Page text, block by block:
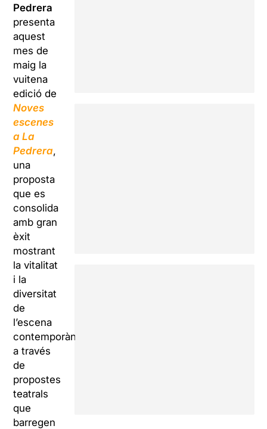
Pedrera
presenta
aquest
mes de
maig la
vuitena
edició de
Noves
escenes
a La
Pedrera,
una
proposta
que es
consolida
amb gran
èxit
mostrant
la vitalitat
i la
diversitat
de
l’escena
contemporània
a través
de
propostes
teatrals
que
barregen